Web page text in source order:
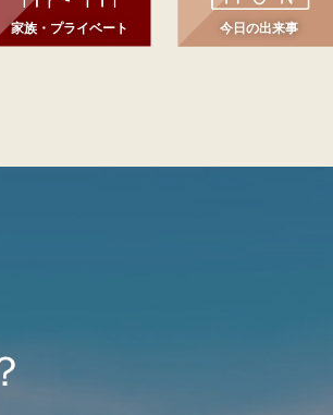
家族・プライベート 今日の出来事